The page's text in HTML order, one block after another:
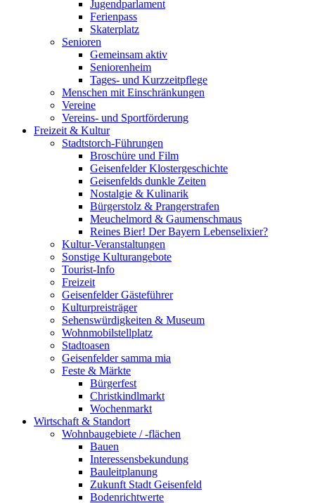
Jugendparlament
Ferienpass
Skaterplatz
Senioren
Gemeinsam aktiv
Seniorenheim
Tages- und Kurzzeitpflege
Menschen mit Einschränkungen
Vereine
Vereins- und Sportförderung
Freizeit & Kultur
Stadtstorch-Führungen
Broschüre und Film
Geisenfelder Klostergeschichte
Geisenfelds dunkle Zeiten
Nostalgie & Kulinarik
Bürgerstolz & Prangerstrafen
Meuchelmord & Gaumenschmaus
Reines Bier! Der Bayern Lebenselixier?
Kultur-Veranstaltungen
Sonstige Kulturangebote
Tourist-Info
Freizeit
Geisenfelder Gästeführer
Kulturpreisträger
Sehenswürdigkeiten & Museum
Wohnmobilstellplatz
Stadtoasen
Geisenfelder samma mia
Feste & Märkte
Bürgerfest
Christkindlmarkt
Wochenmarkt
Wirtschaft & Standort
Wohnbaugebiete / -flächen
Bauen
Interessensbekundung
Bauleitplanung
Zukunft Stadt Geisenfeld
Bodenrichtwerte